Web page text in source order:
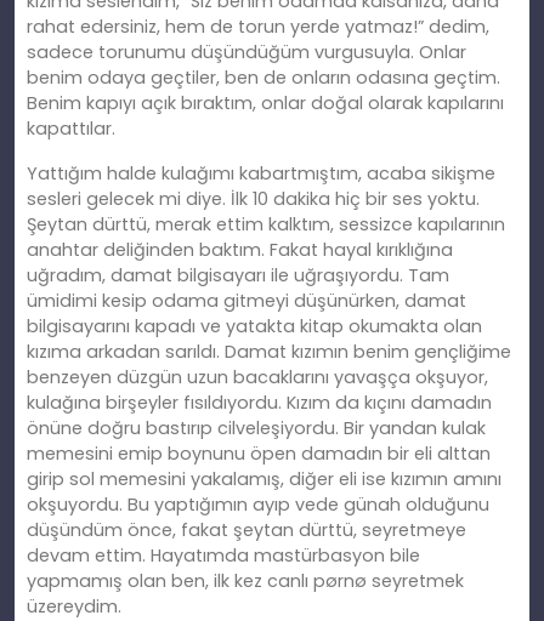
rahat edersiniz, hem de torun yerde yatmaz!” dedim,
sadece torunumu düşündüğüm vurgusuyla. Onlar
benim odaya geçtiler, ben de onların odasına geçtim.
Benim kapıyı açık bıraktım, onlar doğal olarak kapılarını
kapattılar.
Yattığım halde kulağımı kabartmıştım, acaba sikişme
sesleri gelecek mi diye. İlk 10 dakika hiç bir ses yoktu.
Şeytan dürttü, merak ettim kalktım, sessizce kapılarının
anahtar deliğinden baktım. Fakat hayal kırıklığına
uğradım, damat bilgisayarı ile uğraşıyordu. Tam
ümidimi kesip odama gitmeyi düşünürken, damat
bilgisayarını kapadı ve yatakta kitap okumakta olan
kızıma arkadan sarıldı. Damat kızımın benim gençliğime
benzeyen düzgün uzun bacaklarını yavaşça okşuyor,
kulağına birşeyler fısıldıyordu. Kızım da kıçını damadın
önüne doğru bastırıp cilveleşiyordu. Bir yandan kulak
memesini emip boynunu öpen damadın bir eli alttan
girip sol memesini yakalamış, diğer eli ise kızımın amını
okşuyordu. Bu yaptığımın ayıp vede günah olduğunu
düşündüm önce, fakat şeytan dürttü, seyretmeye
devam ettim. Hayatımda mastürbasyon bile
yapmamış olan ben, ilk kez canlı pørnø seyretmek
üzereydim.